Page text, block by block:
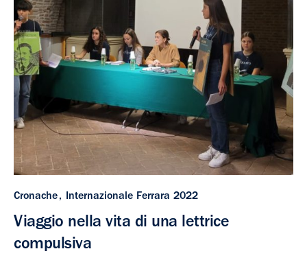
Cronache Internazionale Ferrara 2022
Viaggio nella vita di una lettrice
compulsiva